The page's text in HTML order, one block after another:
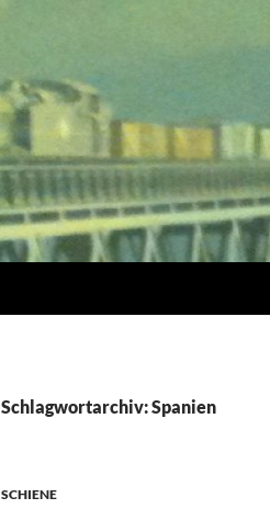
Schlagwortarchiv: Spanien
SCHIENE